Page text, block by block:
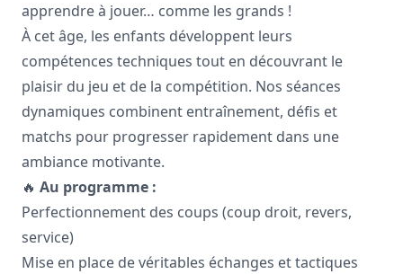
apprendre à jouer… comme les grands !
À cet âge, les enfants développent leurs
compétences techniques tout en découvrant le
plaisir du jeu et de la compétition. Nos séances
dynamiques combinent entraînement, défis et
matchs pour progresser rapidement dans une
ambiance motivante.
🔥 Au programme :
Perfectionnement des coups (coup droit, revers,
service)
Mise en place de véritables échanges et tactiques